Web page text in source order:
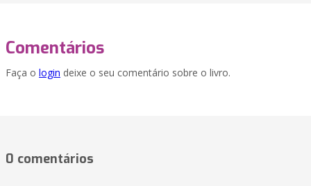
Comentários
Faça o login deixe o seu comentário sobre o livro.
0 comentários